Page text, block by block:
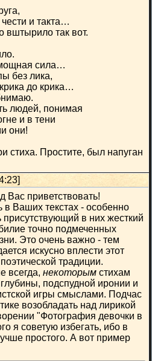
и такта…
вштырило так вот.
сила…
без лика,
до крика…
людей, понимая
и в тени
они!
стиха. Простите, был напуган
Вас приветствовать!
Ваших текстах - особенно
присутствующий в них жесткий
точно подмеченных
Это очень важно - тем
искусно вплести этот
традиции.
всегда, некоторым стихам
подспудной иронии и
игры смыслами. Подчас
возобладать над лирикой
"Фотография девочки в
я советую избегать, ибо в
простого. А вот пример